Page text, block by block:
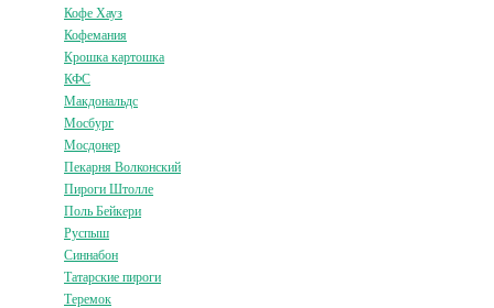
Кофе Хауз
Кофемания
Крошка картошка
КФС
Макдональдс
Мосбург
Мосдонер
Пекарня Волконский
Пироги Штолле
Поль Бейкери
Руспыш
Синнабон
Татарские пироги
Теремок